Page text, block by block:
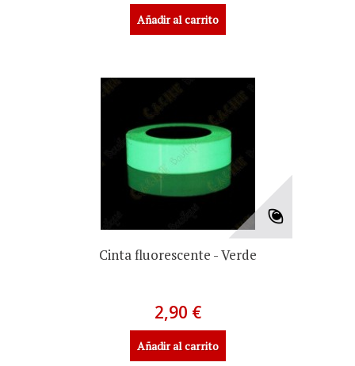
Añadir al carrito
Cinta fluorescente - Verde
2,90 €
Añadir al carrito